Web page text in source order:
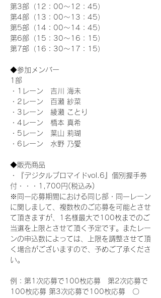
第3部（12：00～12：45）
第4部（13：00～13：45）
第5部（14：00～14：45）
第6部（15：30～16：15）
第7部（16：30～17：15）
◆参加メンバー
1部
・1レーン　吉川 海未
・2レーン　百瀬 紗菜
・3レーン　綾瀬 ことり
・4レーン　橋本 真希
・5レーン　葉山 莉瑚
・6レーン　水野 乃愛
◆販売商品
・『デジタルブロマイドvol.6』個別握手券
付・・・1,700円(税込み)
※同一応募期間における同じ部・同一レーン
に関しまして、複数枚のご応募を可能とさせ
て頂きますが、1名様最大で100枚までのご
当選を上限とさせて頂く予定です。またレー
ンの申込数によっては、上限を調整させて頂
く場合がございますので、予めご了承くださ
い。
例：第1次応募で100枚応募　第2次応募で
100枚応募 第3次応募で100枚応募　〇